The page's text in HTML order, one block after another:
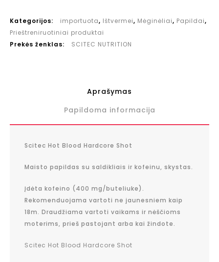
Kategorijos: importuota, Ištvermei, Mėginėliai, Papildai,
Prieštreniruotiniai produktai
Prekės ženklas:
SCITEC NUTRITION
Aprašymas
Papildoma informacija
Scitec Hot Blood Hardcore Shot
Maisto papildas su saldikliais ir kofeinu, skystas.
Įdėta kofeino (400 mg/buteliuke).
Rekomenduojama vartoti ne jaunesniem kaip
18m. Draudžiama vartoti vaikams ir nėščioms
moterims, prieš pastojant arba kai žindote.
Scitec Hot Blood Hardcore Shot